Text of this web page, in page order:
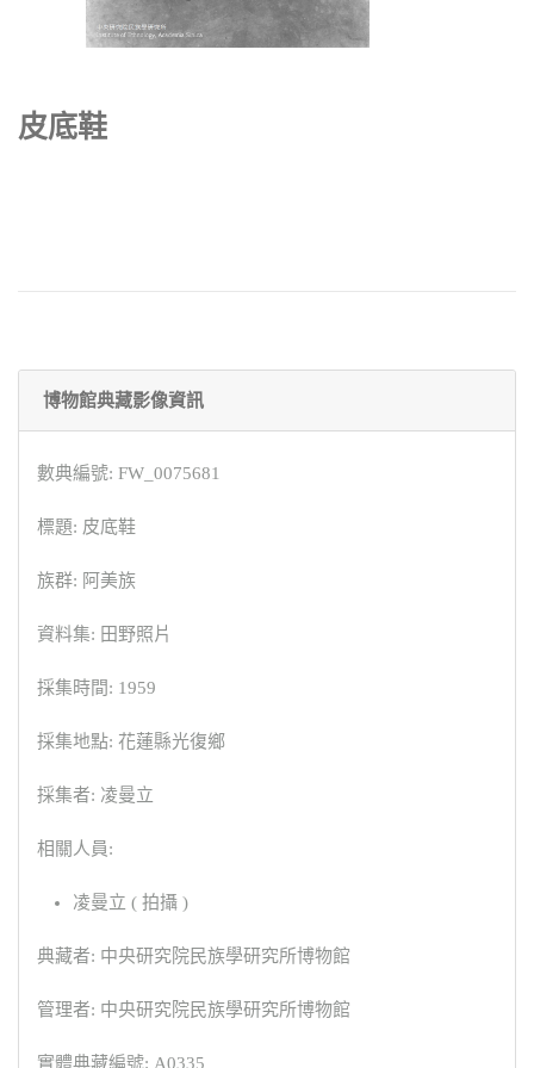
皮底鞋
博物館典藏影像資訊
數典編號: FW_0075681
標題: 皮底鞋
族群: 阿美族
資料集: 田野照片
採集時間: 1959
採集地點: 花蓮縣光復鄉
採集者: 凌曼立
相關人員:
凌曼立 ( 拍攝 )
典藏者: 中央研究院民族學研究所博物館
管理者: 中央研究院民族學研究所博物館
實體典藏編號: A0335